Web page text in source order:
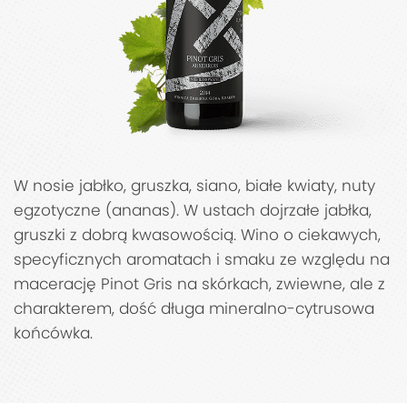
W nosie jabłko, gruszka, siano, białe kwiaty, nuty
egzotyczne (ananas). W ustach dojrzałe jabłka,
gruszki z dobrą kwasowością. Wino o ciekawych,
specyficznych aromatach i smaku ze względu na
macerację Pinot Gris na skórkach, zwiewne, ale z
charakterem, dość długa mineralno-cytrusowa
końcówka.